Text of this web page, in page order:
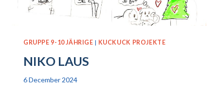
GRUPPE 9-10 JÄHRIGE | KUCKUCK PROJEKTE
NIKO LAUS
6 December 2024